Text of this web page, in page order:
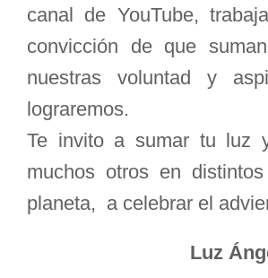
canal de YouTube,
convicción de que
nuestras voluntad y
lograremos.
Te invito a sumar tu luz
muchos otros en
planeta, a celebrar el
Luz